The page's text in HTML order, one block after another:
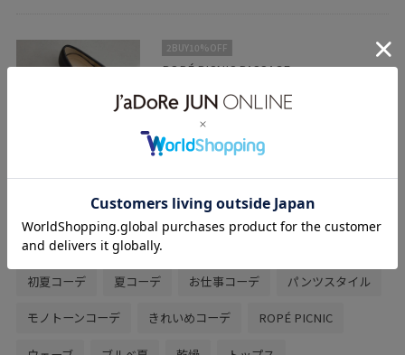
2BUY10%OFF
ROPÉ PICNIC PASSAGE
ROPE' PICNIC PASSAGE
byHARUTA/ビット付フラットロー
ファー
ブラック / 23.0
関連タグ
初夏コーデ 夏コーデ お仕事コーデ パンツスタイル
モノトーンコーデ きれいめコーデ ROPÉ PICNIC